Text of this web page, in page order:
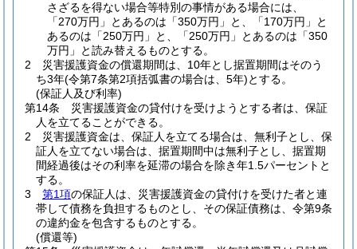
さざるを得ない場合等特別の事情がある場合には、
「270万円」とあるのは「350万円」と、「170万円」と
あるのは「250万円」と、「250万円」とあるのは「350
万円」と読み替えるものとする。
2
災害援護資金の償還期間は、10年とし据置期間はそのう
ち3年(令第7条第2項括弧書の場合は、5年)とする。
(保証人及び利率)
第14条
災害援護資金の貸付けを受けようとする者は、保証
人を立てることができる。
2
災害援護資金は、保証人を立てる場合は、無利子とし、保
証人を立てない場合は、据置期間中は無利子とし、据置期
間経過後はその利率を延滞の場合を除き年1.5パーセントと
する。
3
第1項の保証人は、災害援護資金の貸付けを受けた者と連
帯して債務を負担するものとし、その保証債務は、令第9条
の違約金を包含するものとする。
(償還等)